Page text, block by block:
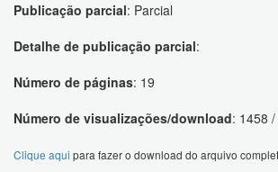
Publicação parcial: Parcial
Detalhe de publicação parcial:
Número de páginas: 19
Número de visualizações/download: 1458
Clique aqui para fazer o download do arquivo